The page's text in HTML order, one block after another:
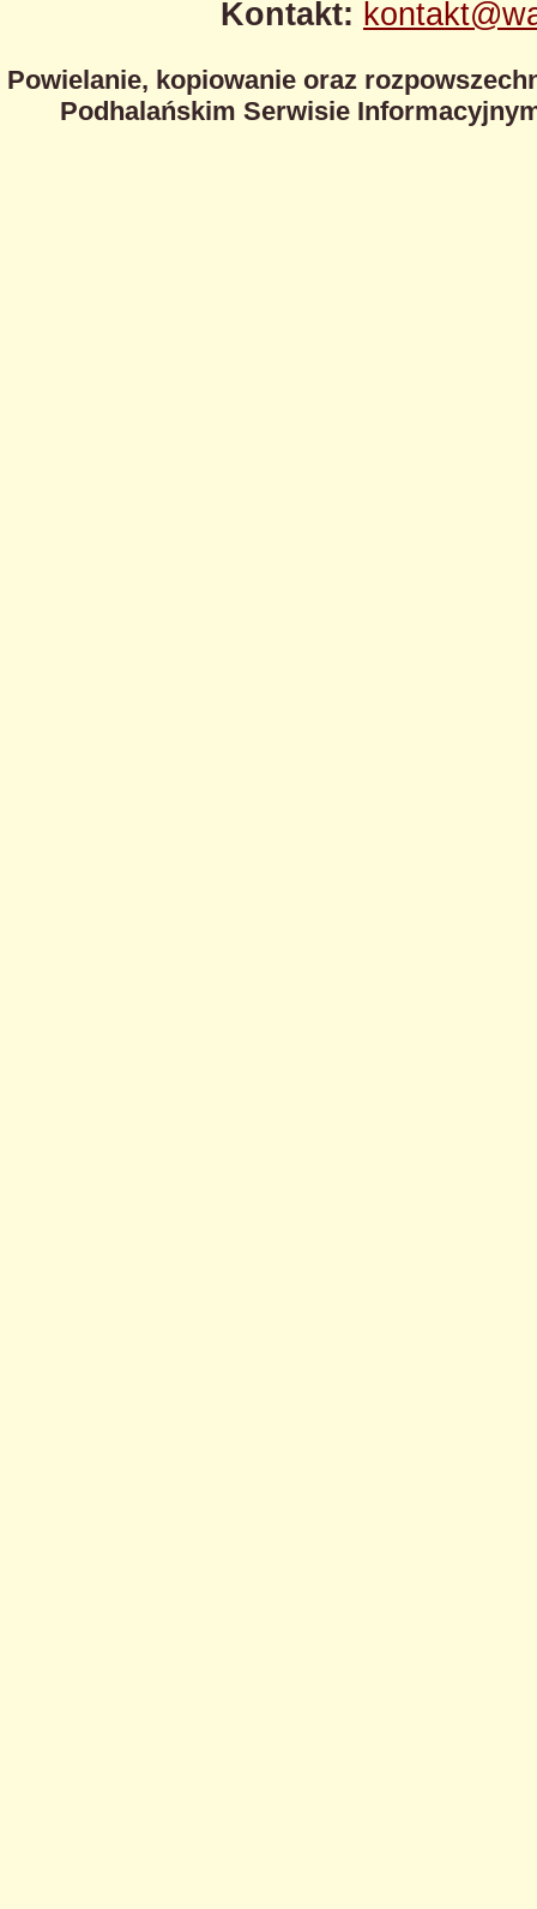
Kontakt:
Powielanie, kopiowanie oraz
Podhalańskim Serwisie